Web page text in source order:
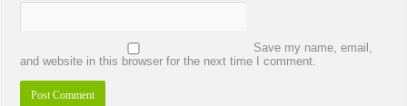
Save my name, email,
and website in this browser for the next time I comment.